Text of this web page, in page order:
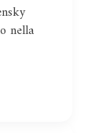
nella